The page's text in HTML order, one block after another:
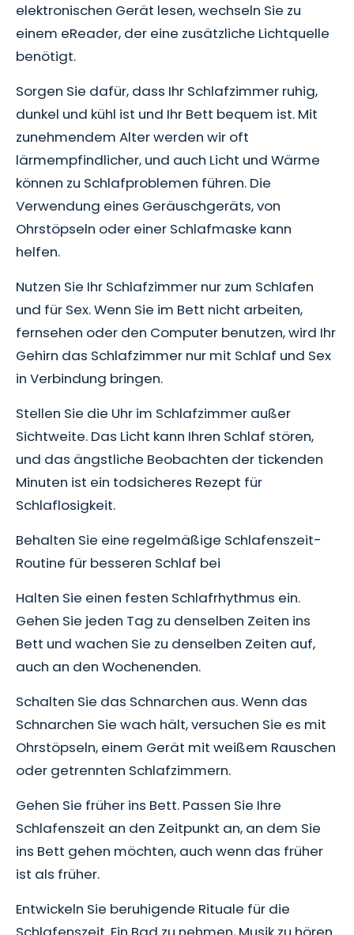
elektronischen Gerät lesen, wechseln Sie zu
einem eReader, der eine zusätzliche Lichtquelle
benötigt.
Sorgen Sie dafür, dass Ihr Schlafzimmer ruhig,
dunkel und kühl ist und Ihr Bett bequem ist. Mit
zunehmendem Alter werden wir oft
lärmempfindlicher, und auch Licht und Wärme
können zu Schlafproblemen führen. Die
Verwendung eines Geräuschgeräts, von
Ohrstöpseln oder einer Schlafmaske kann
helfen.
Nutzen Sie Ihr Schlafzimmer nur zum Schlafen
und für Sex. Wenn Sie im Bett nicht arbeiten,
fernsehen oder den Computer benutzen, wird Ihr
Gehirn das Schlafzimmer nur mit Schlaf und Sex
in Verbindung bringen.
Stellen Sie die Uhr im Schlafzimmer außer
Sichtweite. Das Licht kann Ihren Schlaf stören,
und das ängstliche Beobachten der tickenden
Minuten ist ein todsicheres Rezept für
Schlaflosigkeit.
Behalten Sie eine regelmäßige Schlafenszeit-
Routine für besseren Schlaf bei
Halten Sie einen festen Schlafrhythmus ein.
Gehen Sie jeden Tag zu denselben Zeiten ins
Bett und wachen Sie zu denselben Zeiten auf,
auch an den Wochenenden.
Schalten Sie das Schnarchen aus. Wenn das
Schnarchen Sie wach hält, versuchen Sie es mit
Ohrstöpseln, einem Gerät mit weißem Rauschen
oder getrennten Schlafzimmern.
Gehen Sie früher ins Bett. Passen Sie Ihre
Schlafenszeit an den Zeitpunkt an, an dem Sie
ins Bett gehen möchten, auch wenn das früher
ist als früher.
Entwickeln Sie beruhigende Rituale für die